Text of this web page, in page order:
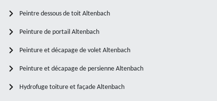
Peintre dessous de toit Altenbach
Peinture de portail Altenbach
Peinture et décapage de volet Altenbach
Peinture et décapage de persienne Altenbach
Hydrofuge toiture et façade Altenbach